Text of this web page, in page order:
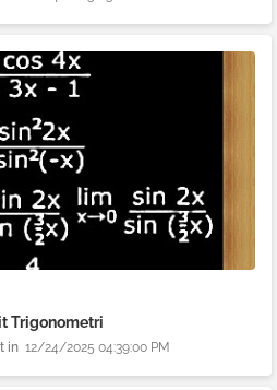
Trigonometri
12/24/2025 04:39:00 PM